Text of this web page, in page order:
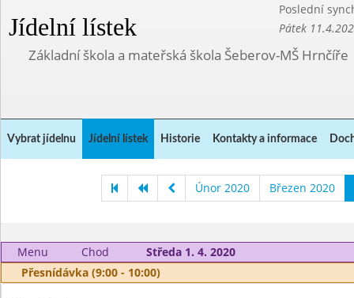
Jídelní lístek
Poslední
Pátek
Základní škola a mateřská škola Šeberov-MŠ Hrnčíře
Vybrat jídelnu Jídelní lístek Historie Kontakty a informace
Únor 2020 Březen 2020
Menu Chod
Středa 1. 4. 2020
Přesnídávka (9:00 - 10:00)